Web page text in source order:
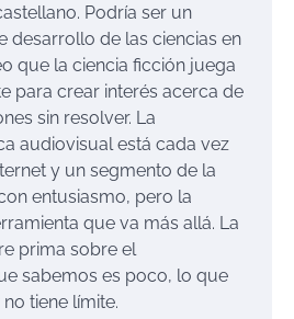
Podría ser un
desarrollo de las ciencias en
que la ciencia ficción juega
para crear interés acerca de
sin resolver. La
audiovisual está cada vez
y un segmento de la
entusiasmo, pero la
que va más allá. La
prima sobre el
sabemos es poco, lo que
tiene límite.